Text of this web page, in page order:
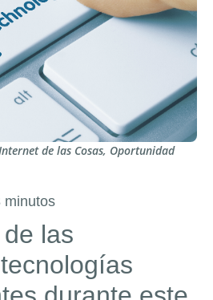
de las Cosas, Oportunidad
minutos
las